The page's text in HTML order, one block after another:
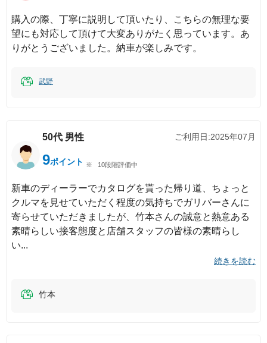
購入の際、丁寧に説明して頂いたり、こちらの無理な要
望にも対応して頂けて大変ありがたく思っています。あ
りがとうございました。納車が楽しみです。
武野
50代 男性 ご利用日:2025年07月
9ポイント 10段階評価中
新車のディーラーでカタログを貰った帰り道、ちょっと
クルマを見せていただく程度の気持ちでガリバーさんに
寄らせていただきましたが、竹本さんの誠意と熱意ある
素晴らしい接客態度と店舗スタッフの皆様の素晴らし
い
続きを読む
竹本